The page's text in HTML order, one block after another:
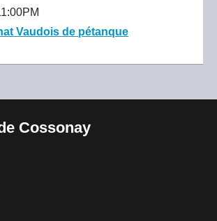
Vaudois de pétanque
Cossonay